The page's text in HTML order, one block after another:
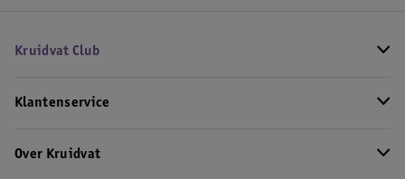
Kruidvat Club
Klantenservice
Over Kruidvat